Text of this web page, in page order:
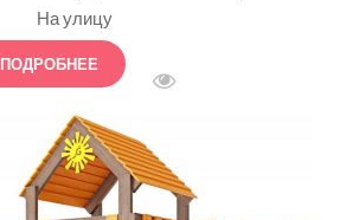
На улицу
ПОДРОБНЕЕ